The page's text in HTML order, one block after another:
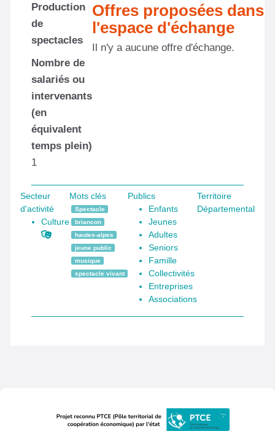
Production
de
spectacles
Nombre de
salariés ou
intervenants
(en
équivalent
temps plein)
1
Offres proposées dans
l'espace d'échange
Il n'y a aucune offre d'échange.
Secteur
d'activité
Culture
Mots clés
Spectacle
briancon
hautes-alpes
jeune public
musique
spectacle vivant
Publics
Enfants
Jeunes
Adultes
Seniors
Famille
Collectivités
Entreprises
Associations
Territoire
Départemental